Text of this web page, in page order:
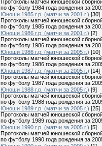
Протоколы матчей юношеской
по футболу 1984 года рождения за
Юноши 1985 г.р. (матчи за 2001 г.) [30]
Протоколы матчей юношеской
по футболу 1985 года рождения за
Юноши 1986 г.р. (матчи за 2001 г.) [2]
Протоколы матчей юношеской
по футболу 1986 года рождения за
Юноши 1986 г.р. (матчи за 2005 г.) [10]
Протоколы матчей юношеской
по футболу 1986 года рождения за
Юноши 1987 г.р. (матчи за 2005 г.) [14]
Протоколы матчей юношеской
по футболу 1987 года рождения за
Юноши 1988 г.р. (матчи за 2005 г.) [9]
Протоколы матчей юношеской
по футболу 1988 года рождения за
Юноши 1989 г.р. (матчи за 2005 г.) [25]
Протоколы матчей юношеской
по футболу 1989 года рождения за
Юноши 1990 г.р. (матчи за 2005 г.) [5]
Протоколы матчей юношеской
по футболу 1990 года рождения за